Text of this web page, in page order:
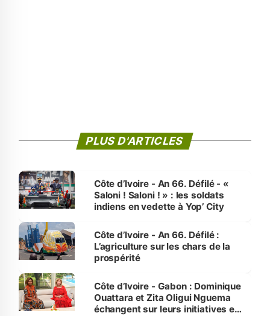
PLUS D'ARTICLES
Côte d’Ivoire - An 66. Défilé - «
Saloni ! Saloni ! » : les soldats
indiens en vedette à Yop’ City
Côte d’Ivoire - An 66. Défilé :
L’agriculture sur les chars de la
prospérité
Côte d’Ivoire - Gabon : Dominique
Ouattara et Zita Oligui Nguema
échangent sur leurs initiatives en